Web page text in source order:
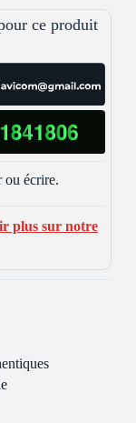
ce produit
ou écrire.
plus sur notre